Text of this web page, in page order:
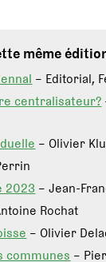
même
– Editorial,
centralisateur?
– Olivier
2023– Jean-
Rochat
– Olivier
communes–